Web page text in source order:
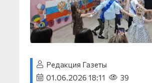
Редакция Газеты
01.06.2026 18:11
39